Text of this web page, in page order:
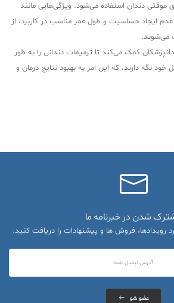
موقتی دندان استفاده می‌شود. ویژگی‌هایی مانند
عدم ایجاد حساسیت و طول عمر مناسب در کاربرد، از
می‌شوند.
کمک می‌کند تا ترمیمات دندانی را به طور
خود نگه دارند، که این امر به بهبود نتایج درمان و
شدن در خبرنامه ما
رویدادها، فروش ها و پیشنهادات را دریافت کنید.
عضو شو